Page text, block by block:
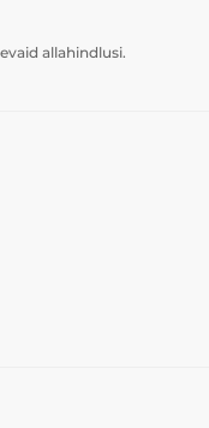
allahindlusi.